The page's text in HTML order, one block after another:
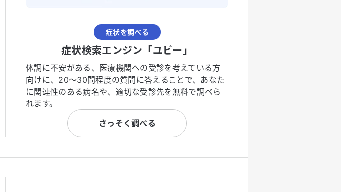
症状を調べる
症状検索エンジン「ユビー」
体調に不安がある、医療機関への受診を考えている方
向けに、20〜30問程度の質問に答えることで、あなた
に関連性のある病名や、適切な受診先を無料で調べら
れます。
さっそく調べる